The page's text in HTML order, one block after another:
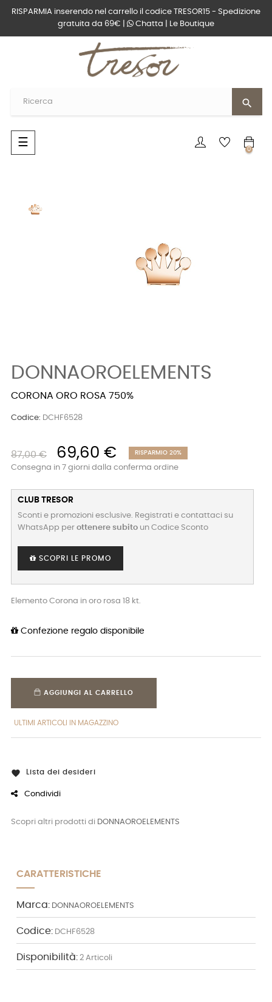
RISPARMIA inserendo nel carrello il codice TRESOR15 - Spedizione
gratuita da 69€ |
Chatta Le Boutique
search
navigazione
Toggle
☰
0
DONNAOROELEMENTS
CORONA ORO ROSA 750%
Codice: DCHF6528
87,00 € 69,60 € RISPARMIO 20%
Consegna in 7 giorni dalla conferma ordine
CLUB TRESOR
Sconti e promozioni esclusive. Registrati e contattaci su
WhatsApp per ottenere subito un Codice Sconto
SCOPRI LE PROMO
Elemento Corona in oro rosa 18 kt.
Confezione regalo disponibile
AGGIUNGI AL CARRELLO
ULTIMI ARTICOLI IN MAGAZZINO
 Lista dei desideri
Condividi
Scopri altri prodotti di DONNAOROELEMENTS
CARATTERISTICHE
Marca: DONNAOROELEMENTS
Codice: DCHF6528
Disponibilità: 2 Articoli